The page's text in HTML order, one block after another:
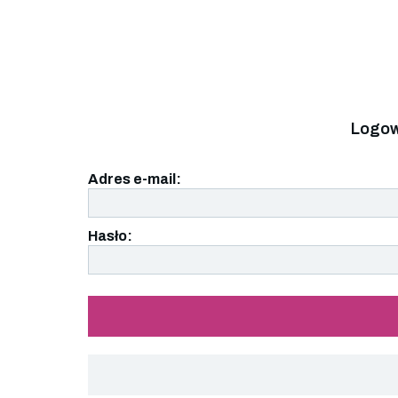
Adres e-mail:
Hasło: